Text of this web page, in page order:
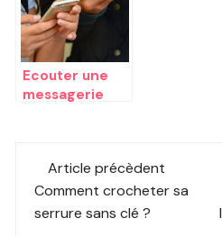
Ecouter une
messagerie
Post
navigation
Article précèdent
Comment crocheter sa
serrure sans clé ?